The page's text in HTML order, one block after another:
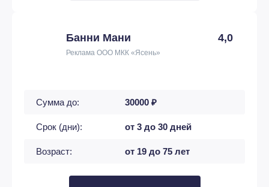
Банни Мани 4,0
Реклама ООО МКК «Ясень»
Сумма до: 30000 ₽
Срок (дни): от 3 до 30 дней
Возраст: от 19 до 75 лет